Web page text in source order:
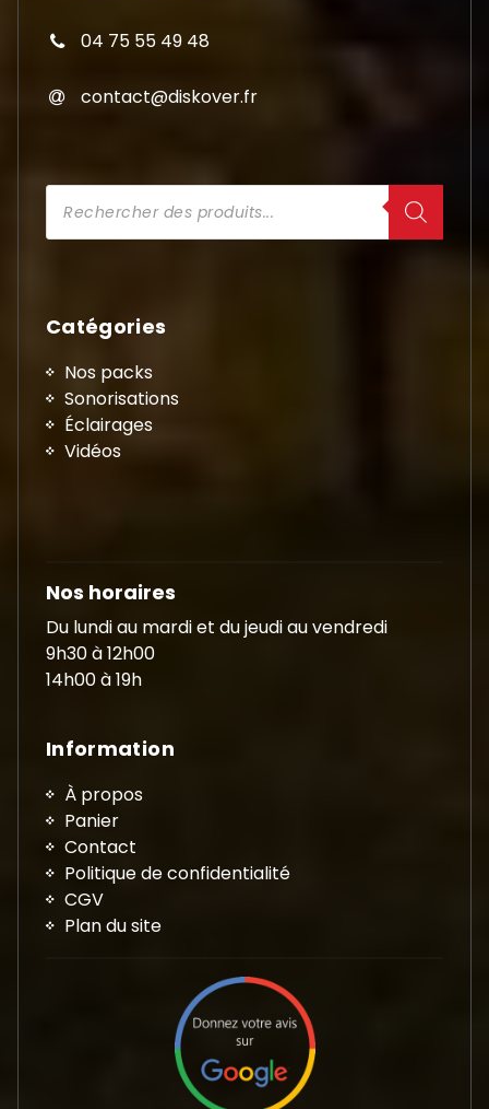
04 75 55 49 48
contact@diskover.fr
Recherche
de
Catégories
Nos packs
Sonorisations
Éclairages
Vidéos
Nos horaires
Du lundi au mardi et du jeudi au vendredi
9h30 à 12h00
14h00 à 19h
Information
À propos
Panier
Contact
Politique de confidentialité
CGV
Plan du site